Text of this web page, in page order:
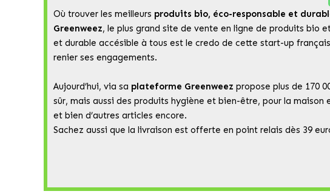
Où trouver les meilleurs produits bio, éco-responsable et
Greenweez, le plus grand site de vente en ligne de produits bio
et durable accésible à tous est le credo de cette start-up
renier ses engagements.
Aujourd’hui, via sa plateforme Greenweez propose plus de 170
sûr, mais aussi des produits hygiène et bien-être, pour la
et bien d’autres articles encore.
Sachez aussi que la livraison est offerte en point relais dès 39